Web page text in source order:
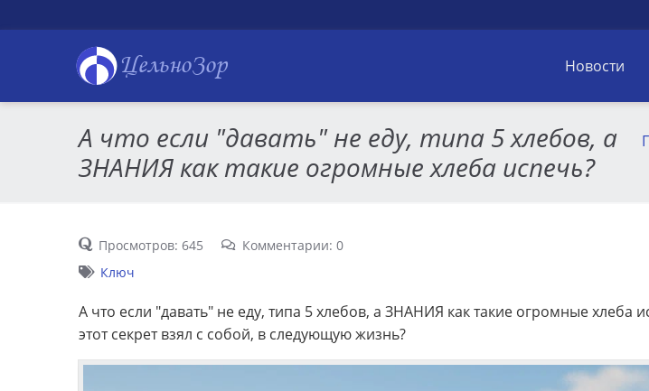
ЦельноЗор Новости
А что если "давать" не еду, типа 5 хлебов, а
ЗНАНИЯ как такие огромные хлеба испечь?
Просмотров: 645 Комментарии: 0
Ключ
А что если "давать" не еду, типа 5 хлебов, а ЗНАНИЯ как такие огромные хлеба
этот секрет взял с собой, в следующую жизнь?